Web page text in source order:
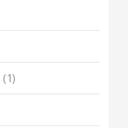
(1)